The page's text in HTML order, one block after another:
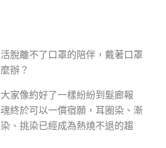
脫離不了口罩的陪伴，戴著口罩
辦？
家像約好了一樣紛紛到髮廊報
終於可以一償宿願，耳圈染、漸
、挑染已經成為熱燒不退的趨